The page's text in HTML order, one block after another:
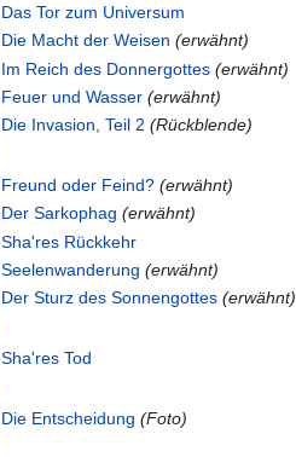
Das Tor zum Universum
Die Macht der Weisen (erwähnt)
Im Reich des Donnergottes (erwähnt)
Feuer und Wasser (erwähnt)
Die Invasion, Teil 2 (Rückblende)
Freund oder Feind? (erwähnt)
Der Sarkophag (erwähnt)
Sha'res Rückkehr
Seelenwanderung (erwähnt)
Der Sturz des Sonnengottes (erwähnt)
Sha'res Tod
Die Entscheidung (Foto)